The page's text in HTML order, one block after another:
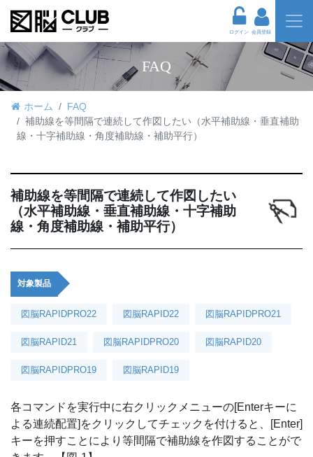
ログイン 会員登録
FAQ
ホーム
FAQ
補助線を等間隔で連続して作図したい（水平補助線・垂直補助
線・十字補助線・角度補助線・補助平行）
補助線を等間隔で連続して作図したい
（水平補助線・垂直補助線・十字補助
線・角度補助線・補助平行）
対象製品
図脳RAPIDPRO22 図脳RAPID22 図脳RAPIDPRO21
図脳RAPID21 図脳RAPIDPRO20 図脳RAPID20
図脳RAPIDPRO19 図脳RAPID19
各コマンドを実行中に右クリックメニューの[Enterキーに
よる連続配置]をクリックしてチェックを付けると、[Enter]
キーを押すことにより等間隔で補助線を作図することがで